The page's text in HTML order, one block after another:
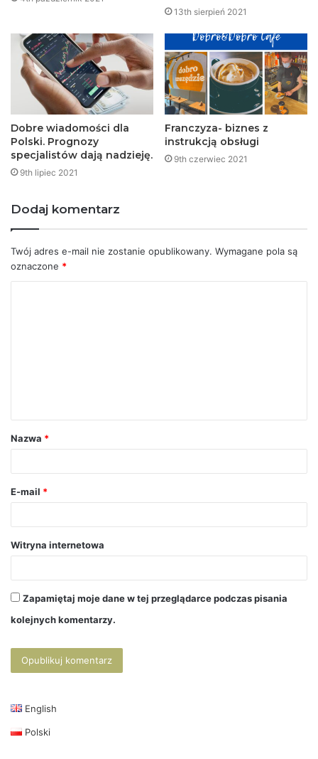
13th sierpień 2021
Dobre wiadomości dla
Polski. Prognozy
specjalistów dają nadzieję.
9th lipiec 2021
Franczyza- biznes z
instrukcją obsługi
9th czerwiec 2021
Dodaj komentarz
Twój adres e-mail nie zostanie opublikowany. Wymagane pola są
oznaczone *
Nazwa *
E-mail *
Witryna internetowa
Zapamiętaj moje dane w tej przeglądarce podczas pisania
kolejnych komentarzy.
English
Polski